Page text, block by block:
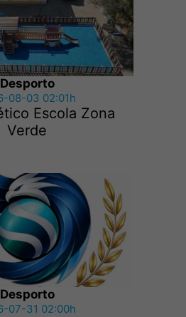
Desporto
08-03 02:01h
Escola Zona
Verde
Desporto
07-31 02:00h